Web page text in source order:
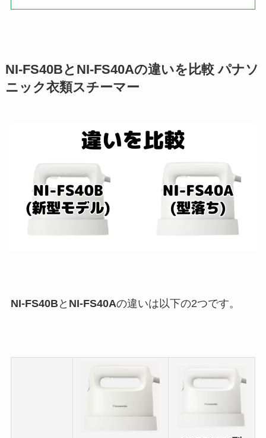
NI-FS40BとNI-FS40Aの違いを比較 パナソ
ニック衣類スチーマー
NI-FS40Bと NI-FS40Aの違いは以下の2つです。